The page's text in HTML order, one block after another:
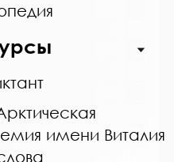
имени Виталия